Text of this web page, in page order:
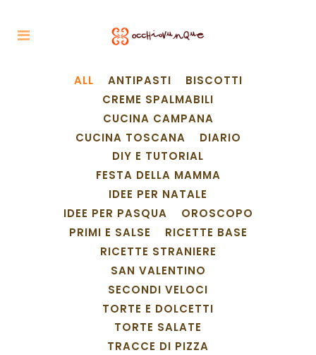
ALL ANTIPASTI
BISCOTTI
CREME SPALMABILI
CUCINA CAMPANA
CUCINA TOSCANA
DIARIO
DIY E TUTORIAL
FESTA DELLA MAMMA
IDEE PER NATALE
IDEE PER PASQUA
OROSCOPO
PRIMI E SALSE
RICETTE BASE
RICETTE STRANIERE
SAN VALENTINO
SECONDI VELOCI
TORTE E DOLCETTI
TORTE SALATE
TRACCE DI PIZZA